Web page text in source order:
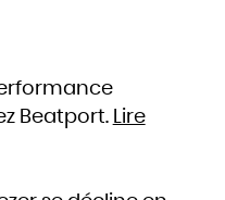
Beatport. Lire